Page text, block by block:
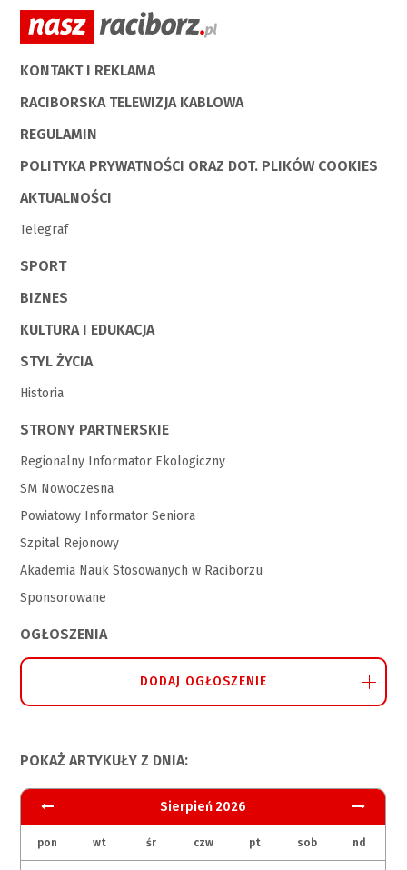
KONTAKT I REKLAMA
RACIBORSKA TELEWIZJA KABLOWA
REGULAMIN
POLITYKA PRYWATNOŚCI ORAZ DOT. PLIKÓW COOKIES
AKTUALNOŚCI
Telegraf
SPORT
BIZNES
KULTURA I EDUKACJA
STYL ŻYCIA
Historia
STRONY PARTNERSKIE
Regionalny Informator Ekologiczny
SM Nowoczesna
Powiatowy Informator Seniora
Szpital Rejonowy
Akademia Nauk Stosowanych w Raciborzu
Sponsorowane
OGŁOSZENIA
DODAJ OGŁOSZENIE
POKAŻ ARTYKUŁY Z DNIA:
Sierpień 2026
pon wt śr czw pt sob nd